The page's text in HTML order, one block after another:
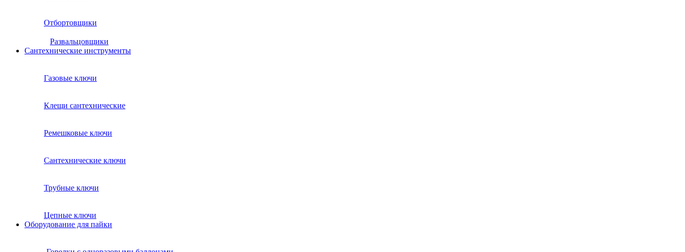
Отбортовщики
Развальцовщики
Сантехнические инcтрументы
Газовые ключи
Клещи сантехнические
Ремешковые ключи
Сантехнические ключи
Трубные ключи
Цепные ключи
Оборудование для пайки